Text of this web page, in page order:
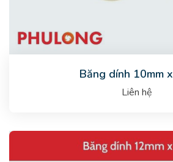
Băng dính 10mm
Liên hệ